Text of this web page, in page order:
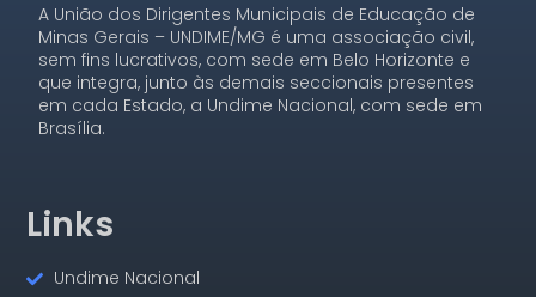
A União dos Dirigentes Municipais de Educação de
Minas Gerais – UNDIME/MG é uma associação civil,
sem fins lucrativos, com sede em Belo Horizonte e
que integra, junto às demais seccionais presentes
em cada Estado, a Undime Nacional, com sede em
Brasília.
Links
Undime Nacional